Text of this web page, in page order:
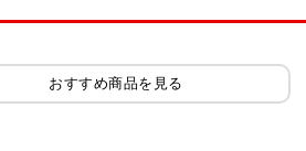
おすすめ商品を見る